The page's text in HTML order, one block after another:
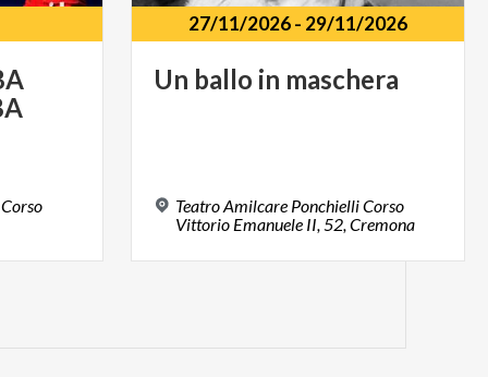
27/11/2026- 29/11/2026
Un ballo in maschera
Teatro Amilcare Ponchielli Corso
Vittorio Emanuele II, 52, Cremona